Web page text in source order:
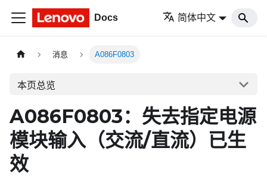
Docs 简体中文
消息 A086F0803
本页总览
A086F0803：失去指定电源
模块输入（交流/直流）已生
效